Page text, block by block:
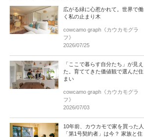
広がる緑に心惹かれて。世界で働
く私の止まり木
cowcamo graph《カウカモグラ
フ》
2026/07/25
「ここで暮らす自分たち」が見え
た。育ててきた価値観で選んだ住
まい
cowcamo graph《カウカモグラ
フ》
2026/07/03
10年前、カウカモで家を買った人
「第1号契約者」は今？ 家族と住